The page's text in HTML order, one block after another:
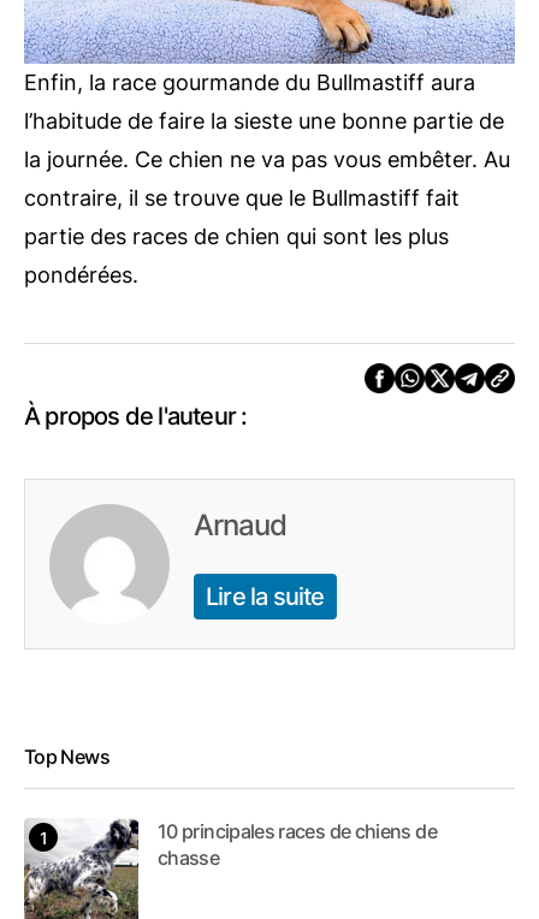
Enfin, la race gourmande du Bullmastiff aura
l’habitude de faire la sieste une bonne partie de
la journée. Ce chien ne va pas vous embêter. Au
contraire, il se trouve que le Bullmastiff fait
partie des races de chien qui sont les plus
pondérées.
À propos de l'auteur :
Arnaud
Lire la suite
Top News
10 principales races de chiens de
chasse